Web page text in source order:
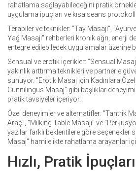
rahatlama sağlayabileceğini pratik
uygulama ipuçları ve kısa seans
Terapiler ve teknikler: "Tay Masajı",
Yağ Masajı" rehberleri kronik ağrı, enerji
entegre edilebilecek uygulamalar üzerine
Sensual ve erotik içerikler: "Sensual
yakınlık arttırma teknikleri ve partnerle
sunuyor. "Erotik Masaj için Kadınlara
Cunnilingus Masaj" gibi başlıklar
pratik tavsiyeler içeriyor.
Özel deneyimler ve alternatifler: "Tantrik
Araç", "Milking Table Masajı" ve
yazılar farklı beklentilere göre seçenekler
Masaj" hamilelikte rahatlama arayanlar
Hızlı, Pratik İpuçları